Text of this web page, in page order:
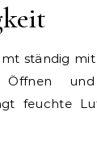
ständig mit
Öffnen
feuchte